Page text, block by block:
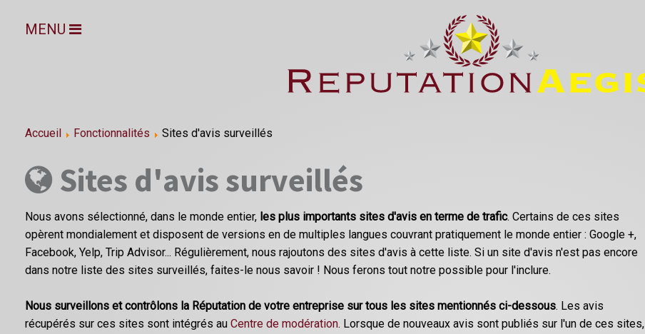
MENU
Accueil Fonctionnalités Sites d'avis surveillés
Sites d'avis surveillés
Nous avons sélectionné, dans le monde entier, les plus importants sites d'avis en terme de trafic. Certains de ces sites
opèrent mondialement et disposent de versions en de multiples langues couvrant pratiquement le monde entier : Google +,
Facebook, Yelp, Trip Advisor... Régulièrement, nous rajoutons des sites d'avis à cette liste. Si un site d'avis n'est pas encore
dans notre liste des sites surveillés, faites-le nous savoir ! Nous ferons tout notre possible pour l'inclure.
Nous surveillons et contrôlons la Réputation de votre entreprise sur tous les sites mentionnés ci-dessous. Les avis
récupérés sur ces sites sont intégrés au Centre de modération. Lorsque de nouveaux avis sont publiés sur l'un de ces sites,